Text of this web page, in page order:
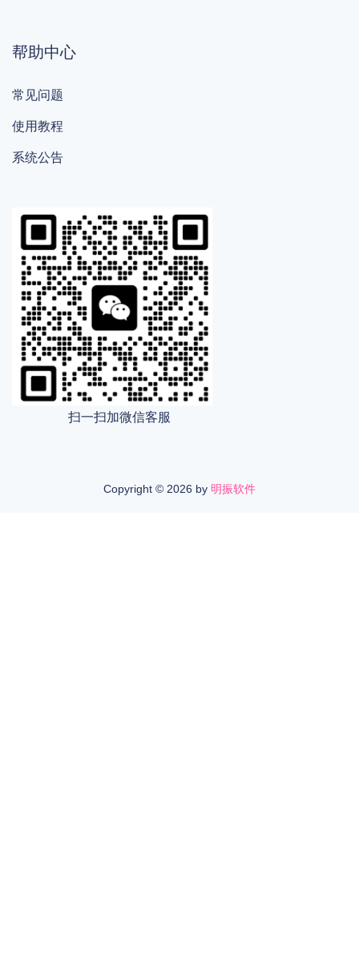
帮助中心
常见问题
使用教程
系统公告
扫一扫加微信客服
Copyright © 2026 by 明振软件